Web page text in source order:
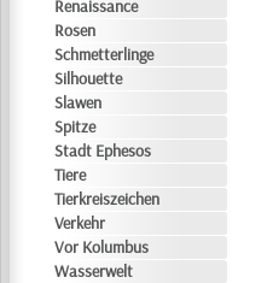
Renaissance
Rosen
Schmetterlinge
Silhouette
Slawen
Spitze
Stadt Ephesos
Tiere
Tierkreiszeichen
Verkehr
Vor Kolumbus
Wasserwelt